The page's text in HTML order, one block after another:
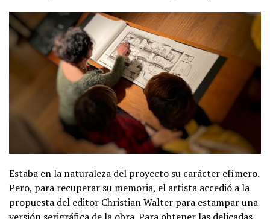
Estaba en la naturaleza del proyecto su carácter efímero.
Pero, para recuperar su memoria, el artista accedió a la
propuesta del editor Christian Walter para estampar una